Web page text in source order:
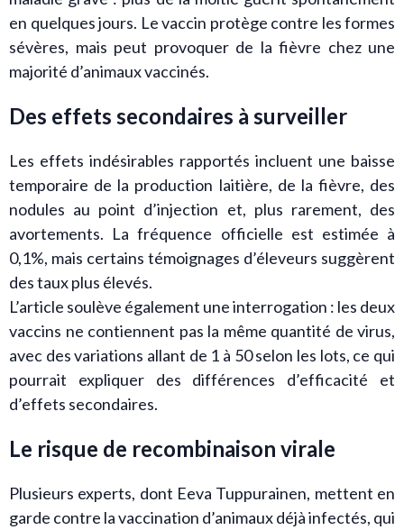
en quelques jours. Le vaccin protège contre les formes
sévères, mais peut provoquer de la fièvre chez une
majorité d’animaux vaccinés.
Des effets secondaires à surveiller
Les effets indésirables rapportés incluent une baisse
temporaire de la production laitière, de la fièvre, des
nodules au point d’injection et, plus rarement, des
avortements. La fréquence officielle est estimée à
0,1%, mais certains témoignages d’éleveurs suggèrent
des taux plus élevés.
L’article soulève également une interrogation : les deux
vaccins ne contiennent pas la même quantité de virus,
avec des variations allant de 1 à 50 selon les lots, ce qui
pourrait expliquer des différences d’efficacité et
d’effets secondaires.
Le risque de recombinaison virale
Plusieurs experts, dont Eeva Tuppurainen, mettent en
garde contre la vaccination d’animaux déjà infectés, qui